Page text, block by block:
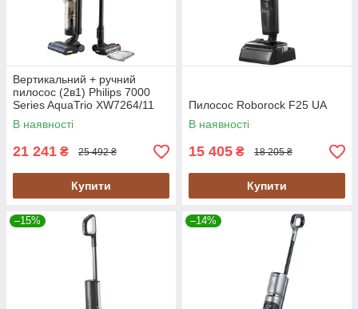
Вертикальний + ручний
пилосос (2в1) Philips 7000
Series AquaTrio XW7264/11
UA
В наявності
21 241 ₴ 25 492 ₴
Купити
Пилосос Roborock F25 UA
В наявності
15 405 ₴ 18 205 ₴
Купити
–15% –14%